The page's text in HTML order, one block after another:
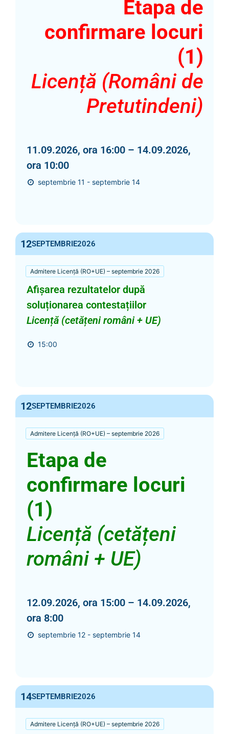
Etapa de
confirmare locuri
(1)
Licență (Români de
Pretutindeni)
11.09.2026, ora 16:00 – 14.09.2026,
ora 10:00
septembrie 11 - septembrie 14
12SEPTEMBRIE2026
Admitere Licență (RO+UE) – septembrie 2026
Afișarea rezultatelor după
soluționarea contestațiilor
Licență (cetățeni români + UE)
15:00
12SEPTEMBRIE2026
Admitere Licență (RO+UE) – septembrie 2026
Etapa de
confirmare locuri
(1)
Licență (cetățeni
români + UE)
12.09.2026, ora 15:00 – 14.09.2026,
ora 8:00
septembrie 12 - septembrie 14
14SEPTEMBRIE2026
Admitere Licență (RO+UE) – septembrie 2026